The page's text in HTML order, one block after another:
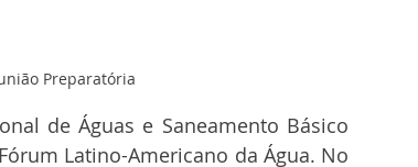
Preparatória
de Águas e Saneamento Básico
Latino-Americano da Água. No